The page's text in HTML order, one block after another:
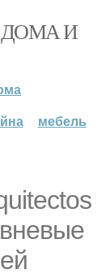
ДОМА И
мебель